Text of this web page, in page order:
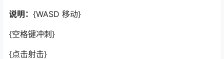
说明： {WASD 移动}
{空格键冲刺}
{点击射击}